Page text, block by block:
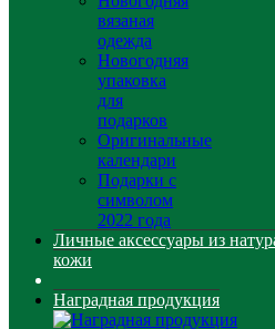
вязаная
одежда
Новогодняя
упаковка
для
подарков
Оригинальные
календари
Подарки с
символом
2022 года
Личные аксессуары из
кожи
Наградная продукция